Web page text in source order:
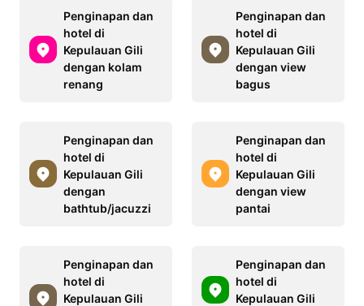
Penginapan dan
hotel di
Kepulauan Gili
dengan kolam
renang
Penginapan dan
hotel di
Kepulauan Gili
dengan view
bagus
Penginapan dan
hotel di
Kepulauan Gili
dengan
bathtub/jacuzzi
Penginapan dan
hotel di
Kepulauan Gili
dengan view
pantai
Penginapan dan
hotel di
Kepulauan Gili
Penginapan dan
hotel di
Kepulauan Gili